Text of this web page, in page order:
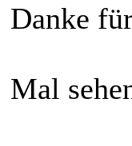
Danke
Mal